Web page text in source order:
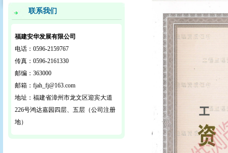
联系我们
福建安华发展有限公司
电话：0596-2159767
传真：0596-2161330
邮编：363000
邮箱：fjah_fj@163.com
地址：福建省漳州市龙文区迎宾大道
226号鸿达嘉园四层、五层（公司注册
地）